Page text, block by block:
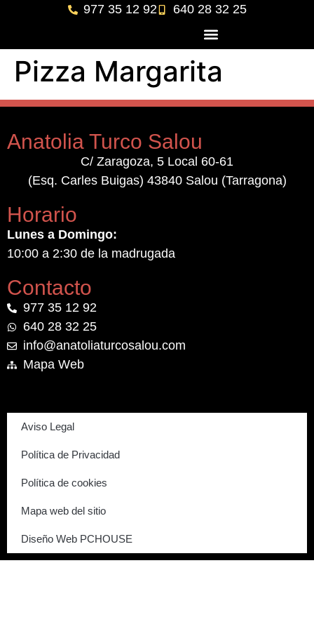
977 35 12 92 640 28 32 25
Pizza Margarita
Anatolia Turco Salou
C/ Zaragoza, 5 Local 60-61
(Esq. Carles Buigas) 43840 Salou (Tarragona)
Horario
Lunes a Domingo:
10:00 a 2:30 de la madrugada
Contacto
977 35 12 92
640 28 32 25
info@anatoliaturcosalou.com
Mapa Web
Aviso Legal
Política de Privacidad
Política de cookies
Mapa web del sitio
Diseño Web PCHOUSE